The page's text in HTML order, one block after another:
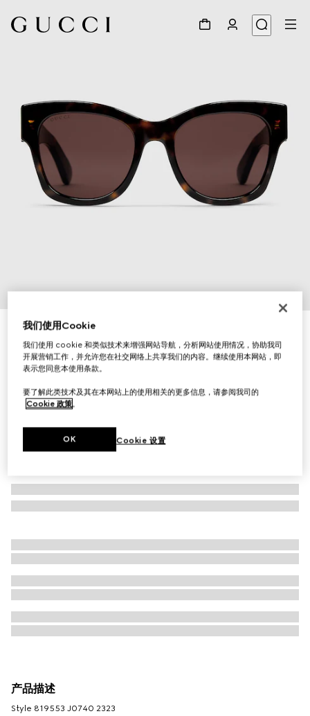
蝴蝶形镜框太阳眼镜
£265
相关款式深玳瑁色
产品描述
Style ‎819553 J0740 2323
我们使用Cookie
我们使用 cookie 和类似技术来增强网站导航，分析网站使用情况，协助我司
开展营销工作，并允许您在社交网络上共享我们的内容。继续使用本网站，即
表示您同意本使用条款。
要了解此类技术及其在本网站上的使用相关的更多信息，请参阅我司的
Cookie 政策。
Cookie 设置
OK